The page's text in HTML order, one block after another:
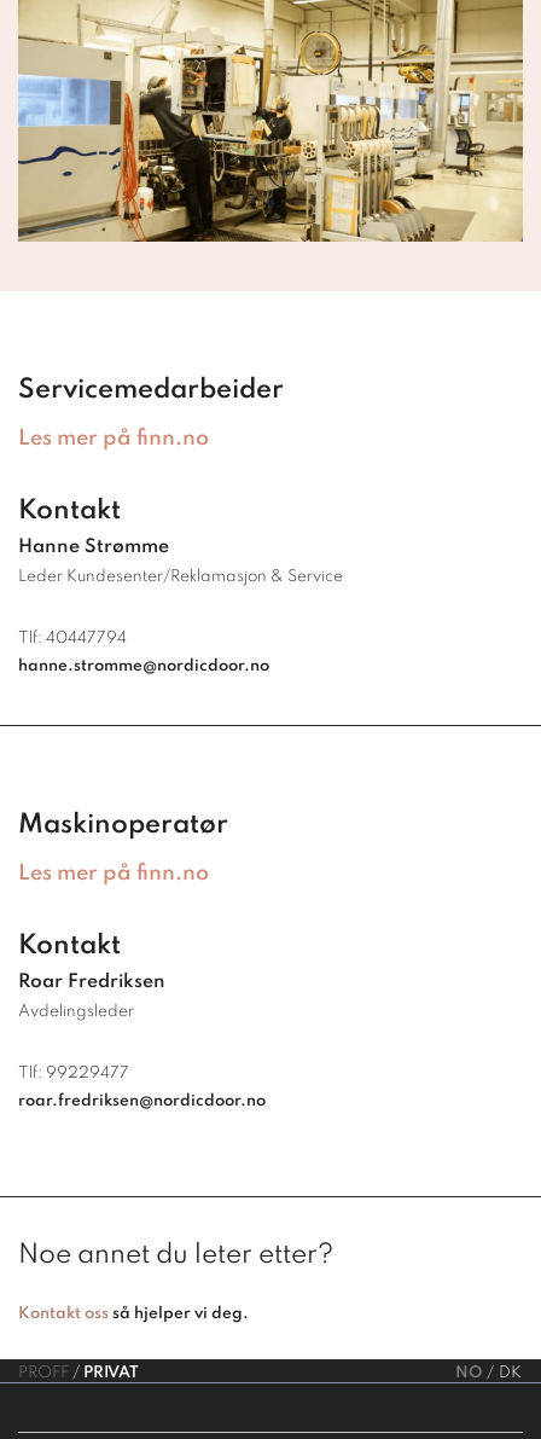
Servicemedarbeider
Les mer på finn.no
Kontakt
Hanne Strømme
Leder Kundesenter/Reklamasjon & Service
Tlf: 40447794
hanne.stromme@nordicdoor.no
Maskinoperatør
Les mer på finn.no
Kontakt
Roar Fredriksen
Avdelingsleder
Tlf: 99229477
roar.fredriksen@nordicdoor.no
Noe annet du leter etter?
Kontakt oss så hjelper vi deg.
PROFF PRIVAT NO DK